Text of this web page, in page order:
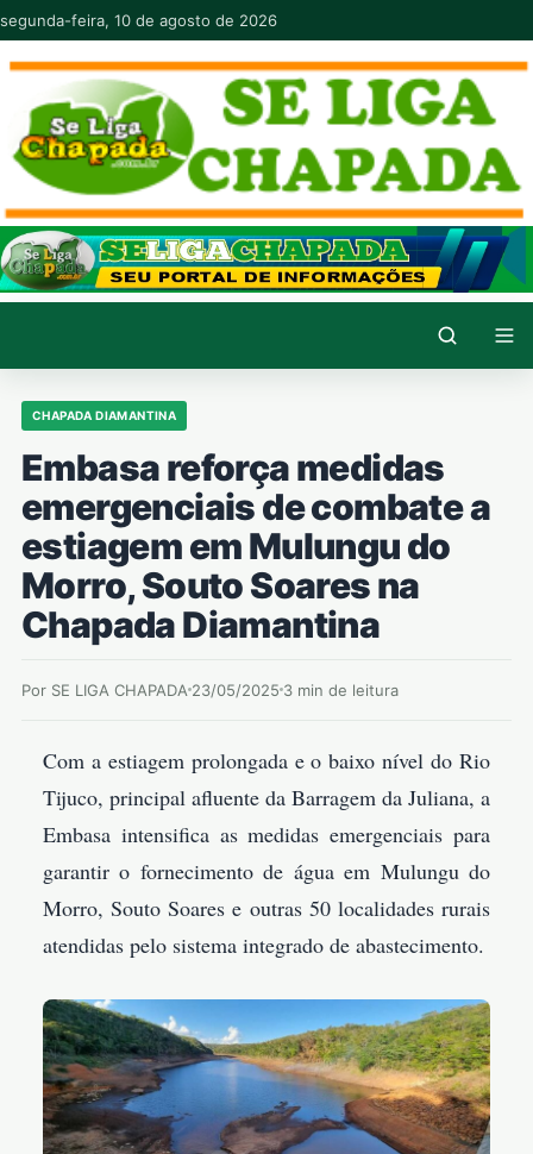
Pular para o conteúdo
segunda-feira, 10 de agosto de 2026
CHAPADA DIAMANTINA
Embasa reforça medidas
emergenciais de combate a
estiagem em Mulungu do
Morro, Souto Soares na
Chapada Diamantina
Por SE LIGA CHAPADA 23/05/2025 3 min de leitura
Com a estiagem prolongada e o baixo nível do Rio
Tijuco, principal afluente da Barragem da Juliana, a
Embasa intensifica as medidas emergenciais para
garantir o fornecimento de água em Mulungu do
Morro, Souto Soares e outras 50 localidades rurais
atendidas pelo sistema integrado de abastecimento.